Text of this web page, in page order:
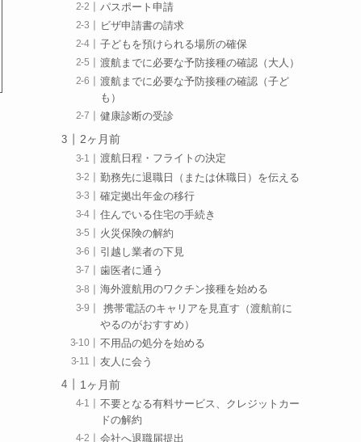
パスポート申請
ビザ申請書の請求
子どもを預けられる場所の確保
渡航までに必要な予防接種の確認（大人）
渡航までに必要な予防接種の確認（子ど
も）
健康診断の受診
2ヶ月前
渡航日程・フライトの決定
勤務先に退職日（または休職日）を伝える
確定拠出年金の移行
住んでいる住宅の手続き
火災保険の解約
引越し業者の下見
歯医者に通う
海外渡航用のワクチン接種を始める
携帯電話のキャリアを見直す（渡航前に
やるのがおすすめ）
不用品の処分を始める
友人に会う
1ヶ月前
不要となる有料サービス、クレジットカー
ドの解約
会社へ退職届提出